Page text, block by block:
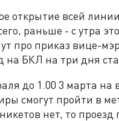
открытие всей
раньше - с утра
про приказ вице-
на БКЛ на три дня
до 1.00 3 марта
смогут пройти в
нет, то